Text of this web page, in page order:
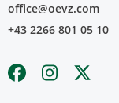
office@oevz.com
+43 2266 801 05 10